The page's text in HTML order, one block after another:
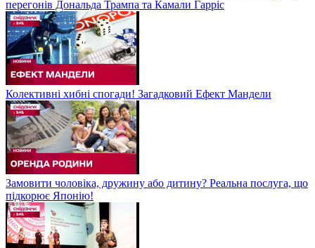
перегонів Дональда Трампа та Камали Гарріс
Колективні хибні спогади! Загадковий Ефект Мандели
Замовити чоловіка, дружину або дитину? Реальна послуга, що
підкорює Японію!